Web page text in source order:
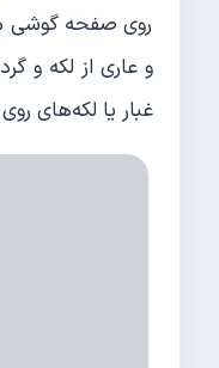
روی صفحه گوشی
غبار یا لکه‌های